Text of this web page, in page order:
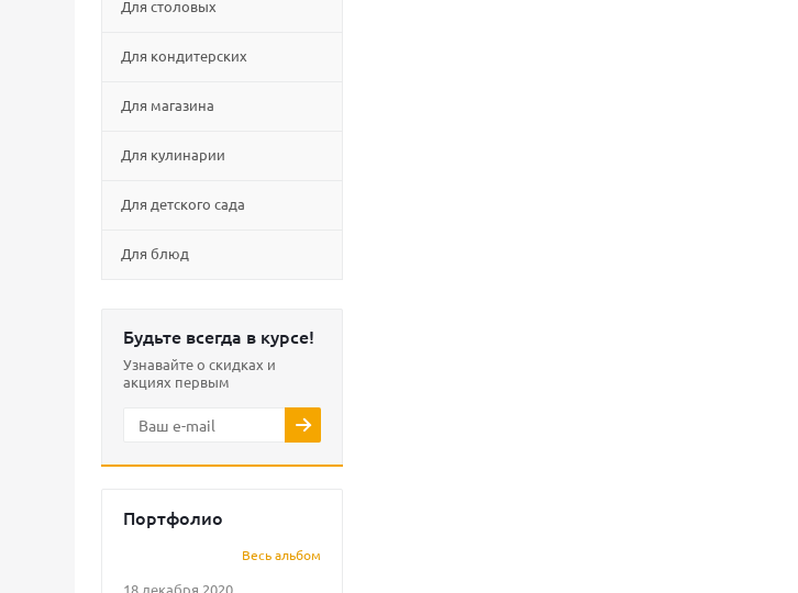
Для столовых
Для кондитерских
Для магазина
Для кулинарии
Для детского сада
Для блюд
Будьте всегда в курсе!
Узнавайте о скидках и
акциях первым
Портфолио
Весь альбом
18 декабря 2020